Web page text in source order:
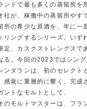
ンドで最も多くの蒸留所を
社が、稼働中の蒸留所やす
所の希少な原酒を、年に一
リングするシリーズ。いず
定、カスクストレングスで
る。今回の2023ではシング
ンダランは、初のセレクト
感覚に重層的に響く、完成
ントなモルトとして、
のモルトマスターは、フラ